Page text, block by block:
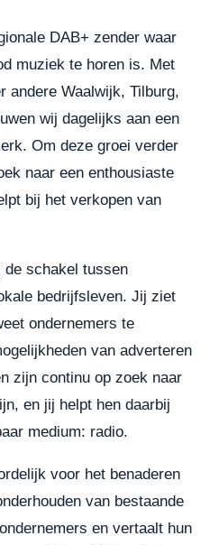
DAB+ zender waar
muziek te horen is. Met
andere Waalwijk, Tilburg,
wij dagelijks aan een
Om deze groei verder
naar een enthousiaste
bij het verkopen van
schakel tussen
bedrijfsleven. Jij ziet
ondernemers te
van adverteren
zijn continu op zoek naar
en jij helpt hen daarbij
medium: radio.
voor het benaderen
van bestaande
en vertaalt hun